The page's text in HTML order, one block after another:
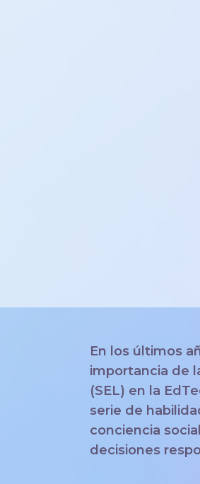
En los últimos
importancia de
(SEL) en la
serie de
conciencia
decisiones